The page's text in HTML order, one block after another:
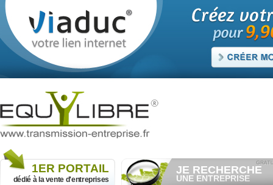
1ER PORTAIL
dédié à la vente d'entreprises
JE RECHERCHE
UNE ENTREPRISE